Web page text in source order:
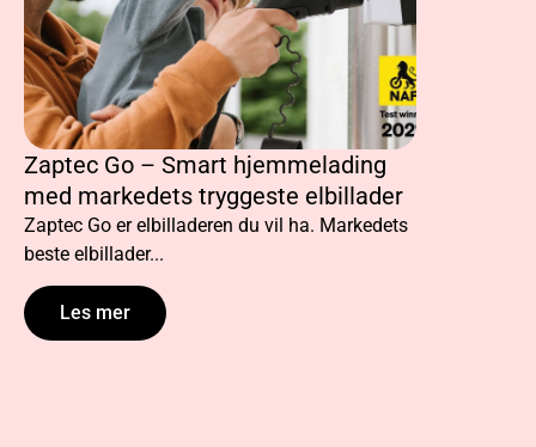
Zaptec Go – Smart hjemmelading
med markedets tryggeste elbillader
Zaptec Go er elbilladeren du vil ha. Markedets
beste elbillader...
Les mer